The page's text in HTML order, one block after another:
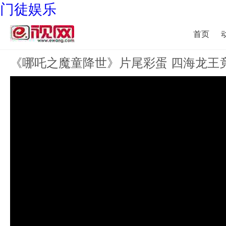
门徒娱乐
首页
《哪吒之魔童降世》片尾彩蛋 四海龙王竟想联手